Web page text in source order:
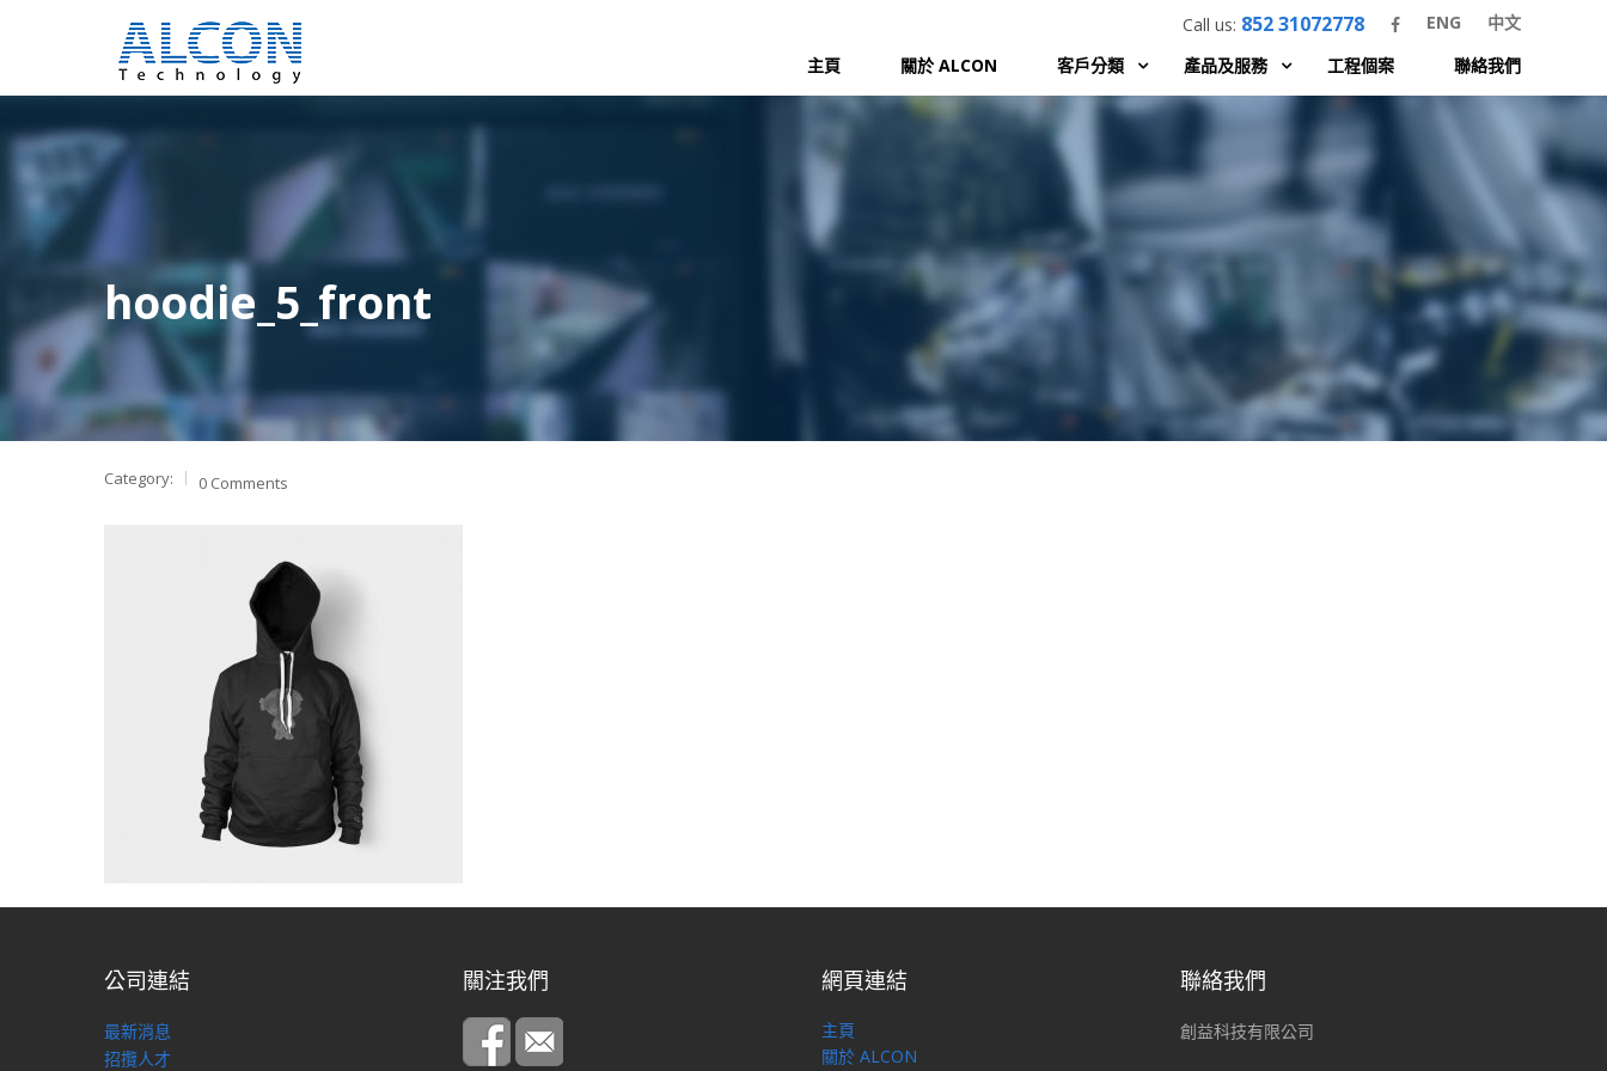
Call us: 852 31072778 ENG
中文
主頁
關於 ALCON 客戶分類 產品及服務 工程個案 聯絡我們
hoodie_5_front
Category: 0 Comments
公司連結
最新消息
招攬人才
關注我們 網頁連結
主頁
關於 ALCON
聯絡我們
創益科技有限公司